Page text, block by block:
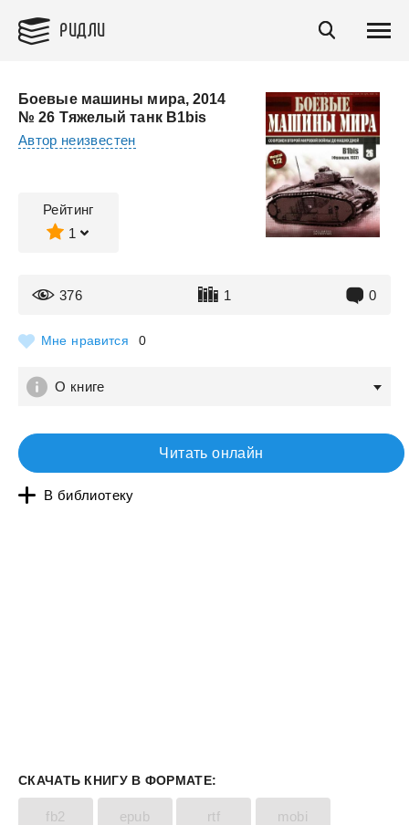
РИДЛИ
Боевые машины мира, 2014
№ 26 Тяжелый танк B1bis
Автор неизвестен
Рейтинг
1
376 1 0
Мне нравится 0
О книге
Читать онлайн
В библиотеку
СКАЧАТЬ КНИГУ В ФОРМАТЕ:
fb2 epub rtf mobi